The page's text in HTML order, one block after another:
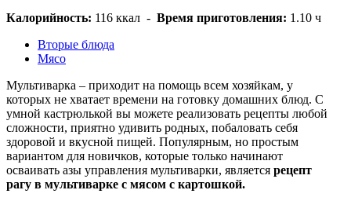
Калорийность: 116 ккал - Время приготовления: 1.10 ч
Вторые блюда
Мясо
Мультиварка – приходит на помощь всем хозяйкам, у
которых не хватает времени на готовку домашних блюд. С
умной кастрюлькой вы можете реализовать рецепты любой
сложности, приятно удивить родных, побаловать себя
здоровой и вкусной пищей. Популярным, но простым
вариантом для новичков, которые только начинают
осваивать азы управления мультиварки, является рецепт
рагу в мультиварке с мясом с картошкой.